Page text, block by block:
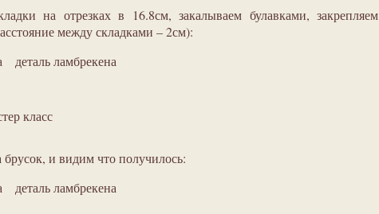
на отрезках в 16.8см, закалываем булавками, закрепляем
между складками – 2см):
деталь ламбрекена
класс
и видим что получилось:
деталь ламбрекена